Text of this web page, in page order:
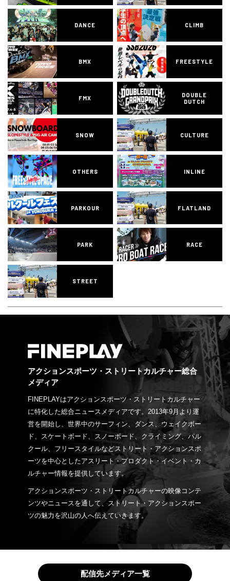
DANCE CLIMB
BMX FREESTYLE
FMX
DOUBLE
DUTCH
SNOW CULTURE
OTHERS INLINE
PARKOUR FLATLAND
PARK RACE
STREET
アクションスポーツ・ストリートカルチャー総合
メディア
FINEPLAYはアクションスポーツ・ストリートカルチャー
に特化した総合ニュースメディアです。2013年9月より運
営を開始し、世界中のサーフィン、ダンス、ウェイクボー
ド、スケートボード、スノーボード、クライミング、パル
クール、フリースタイルなどストリート・アクションスポ
ーツを中心としたアスリート・プロダクト・イベント・カ
ルチャー情報を提供しています。
アクションスポーツ・ストリートカルチャーの映像コンテ
ンツやニュースを通して、ストリート・アクションスポー
ツの魅力を沢山の人へ伝えていきます。
配信先メディア一覧